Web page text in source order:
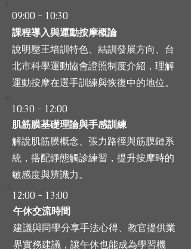
09:00 - 10:30
課程導入與運動按摩概論
說明壓王培訓特色、結訓發展方向、台
北市科學運動協會證照制度介紹，理解
運動按摩在選手訓練與恢復中的地位。
10:30 - 12:00
肌筋膜基礎理論與手感訓練
解說肌筋膜概念、張力路徑與筋膜鏈系
統，搭配靜態觸診練習，提升按摩時的
敏感度與辨識力。
12:00 - 13:00
午休交流時間
建議與同學分享手法心得、教官提供業
界實務建議，讓午休也能成為學習機